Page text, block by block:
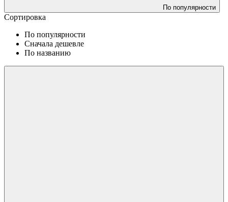
По популярности
Сортировка
По популярности
Сначала дешевле
По названию